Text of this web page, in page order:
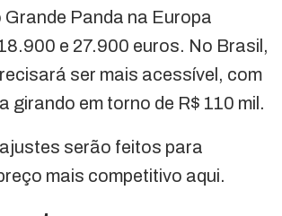
Grande Panda na Europa
e 27.900 euros. No Brasil,
ser mais acessível, com
girando em torno de R$ 110 mil.
serão feitos para
mais competitivo aqui.